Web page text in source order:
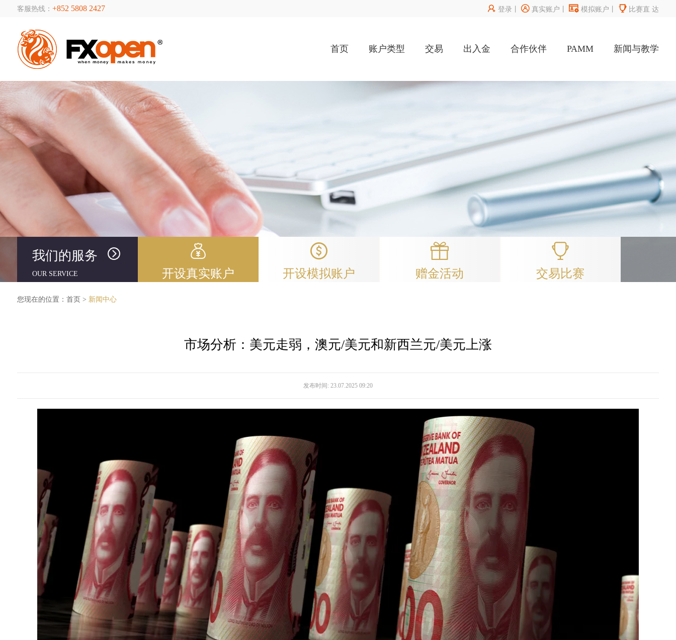
客服热线： +852 5808 2427  登录 丨 真实账户  模拟账户  比赛直 达
首页 账户类型 交易 出入金 合作伙伴 PAMM 新闻与教学
我们的服务
OUR SERVICE 开设真实账户 开设模拟账户 赠金活动 交易比赛
您现在的位置： 首页 > 新闻中心
市场分析：美元走弱，澳元/美元和新西兰元/美元上涨
发布时间: 23.07.2025 09:20